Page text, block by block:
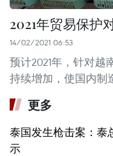
2021年贸易保护
14/02/2021 06:53
预计2021年，针对越
持续增加，使国内制
更多
泰国发生枪击案：泰
示